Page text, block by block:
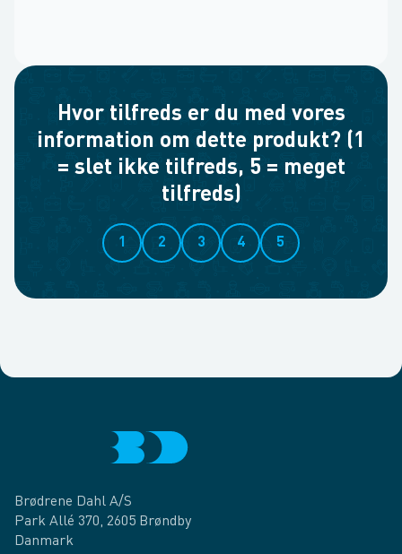
Hvor tilfreds er du med vores
information om dette produkt? (1
= slet ikke tilfreds, 5 = meget
tilfreds)
1 2 3 4 5
Brødrene Dahl A/S
Park Allé 370, 2605 Brøndby
Danmark